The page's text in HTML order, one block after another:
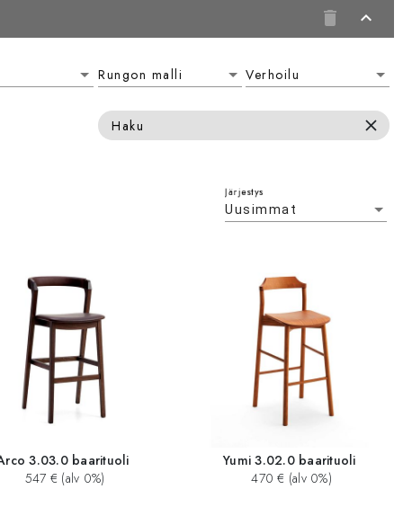
delete expand_less
Rungon malli
Rungon malli Verhoilu
Verhoilu
Haku close
Uusimmat
Järjestys
3.03.0 baarituoli
547 € (alv 0%)
Yumi 3.02.0 baarituoli
470 € (alv 0%)